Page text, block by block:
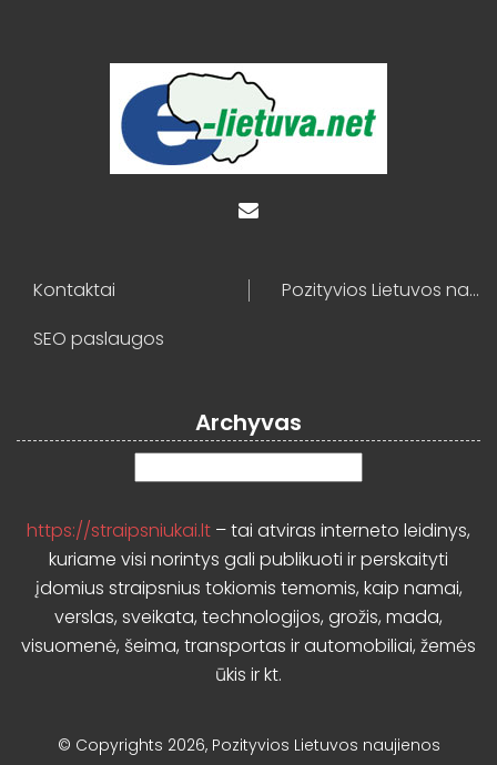
Kontaktai
Pozityvios Lietuvos naujienos
SEO paslaugos
Archyvas
https://straipsniukai.lt – tai atviras interneto leidinys,
kuriame visi norintys gali publikuoti ir perskaityti
įdomius straipsnius tokiomis temomis, kaip namai,
verslas, sveikata, technologijos, grožis, mada,
visuomenė, šeima, transportas ir automobiliai, žemės
ūkis ir kt.
© Copyrights 2026, Pozityvios Lietuvos naujienos